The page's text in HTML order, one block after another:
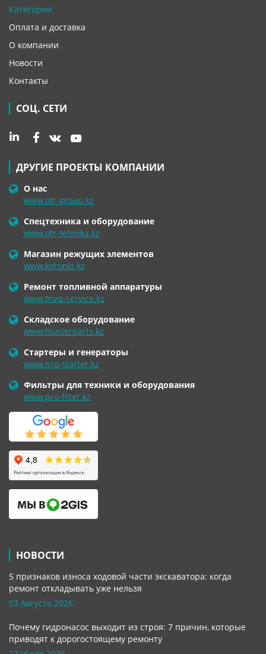
Категории
Оплата и доставка
О компании
Новости
Контакты
СОЦ. СЕТИ
ДРУГИЕ ПРОЕКТЫ КОМПАНИИ
О нас
www.otr-group.kz
Спецтехника и оборудование
www.otr-tehnika.kz
Магазин режущих элементов
www.koronki.kz
Ремонт топливной аппаратуры
www.tnvd-service.kz
Складское оборудование
www.hunterparts.kz
Стартеры и генераторы
www.pro-starter.kz
Фильтры для техники и оборудования
www.pro-filter.kz
НОВОСТИ
5 признаков износа ходовой части экскаватора: когда
ремонт откладывать уже нельзя
03 Августа 2026
Почему гидронасос выходит из строя: 7 причин, которые
приводят к дорогостоящему ремонту